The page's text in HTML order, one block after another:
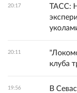
20:17
ТАСС:
20:11
клуба
19:56
В